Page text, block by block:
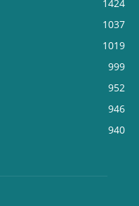
1424
1037
1019
999
952
946
940